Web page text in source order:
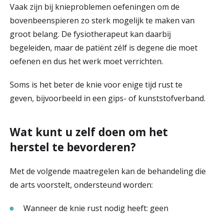
Vaak zijn bij knieproblemen oefeningen om de
bovenbeenspieren zo sterk mogelijk te maken van
groot belang. De fysiotherapeut kan daarbij
begeleiden, maar de patiënt zélf is degene die moet
oefenen en dus het werk moet verrichten.
Soms is het beter de knie voor enige tijd rust te
geven, bijvoorbeeld in een gips- of kunststofverband.
Wat kunt u zelf doen om het
herstel te bevorderen?
Met de volgende maatregelen kan de behandeling die
de arts voorstelt, ondersteund worden:
Wanneer de knie rust nodig heeft: geen